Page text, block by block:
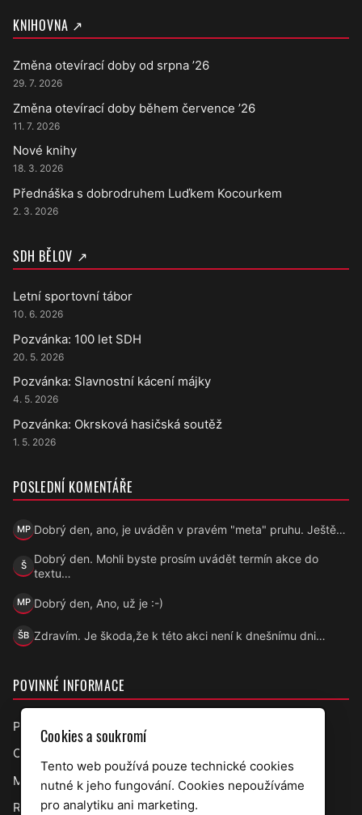
KNIHOVNA ↗
Změna otevírací doby od srpna ’26
29. 7. 2026
Změna otevírací doby během července ’26
11. 7. 2026
Nové knihy
18. 3. 2026
Přednáška s dobrodruhem Luďkem Kocourkem
2. 3. 2026
SDH BĚLOV ↗
Letní sportovní tábor
10. 6. 2026
Pozvánka: 100 let SDH
20. 5. 2026
Pozvánka: Slavnostní kácení májky
4. 5. 2026
Pozvánka: Okrsková hasičská soutěž
1. 5. 2026
POSLEDNÍ KOMENTÁŘE
MP
Marek Přecechtěl
Dobrý den, ano, je uváděn v pravém "meta" pruhu. Ještě…
ŠŠárka
Dobrý den. Mohli byste prosím uvádět termín akce do
textu…
MPMarek Přecechtěl
Dobrý den, Ano, už je :-)
ŠBŠárka B.
Zdravím. Je škoda,že k této akci není k dnešnímu dni…
POVINNÉ INFORMACE
Prohlášení o přístupnosti
Ochrana osobních údajů
Mapa webu
RSS úřední deska
Cookies a soukromí
Tento web používá pouze technické cookies
nutné k jeho fungování. Cookies nepoužíváme
pro analytiku ani marketing.